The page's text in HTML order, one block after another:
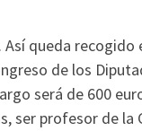
queda recogido
de los
será de 600
ser profesor de